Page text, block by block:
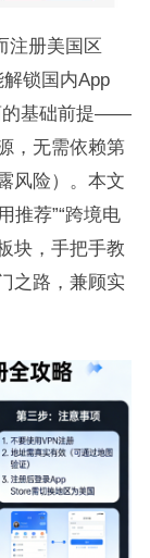
注册美国区
锁国内App
的基础前提——
，无需依赖第
风险）。本文
推荐”“跨境电
块，手把手教
之路，兼顾实